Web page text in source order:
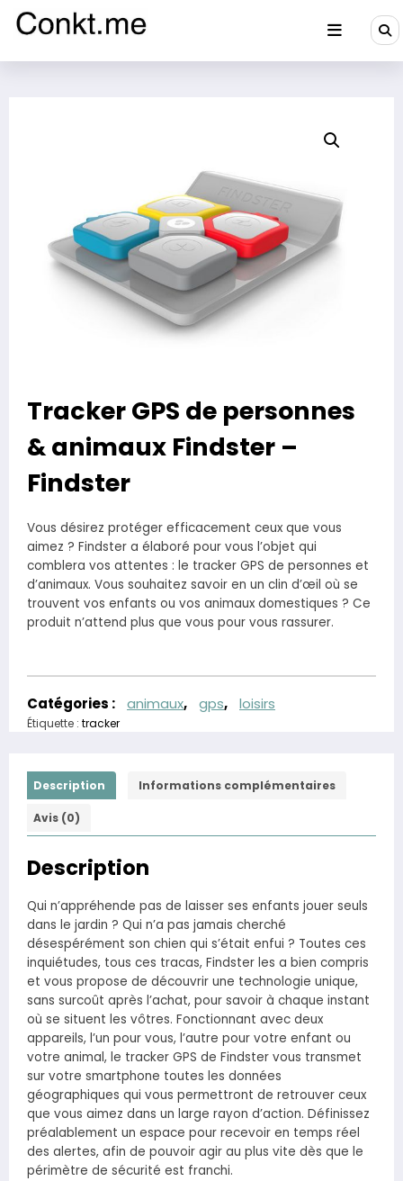
Conkt.me
Tracker GPS de personnes
& animaux Findster –
Findster
Vous désirez protéger efficacement ceux que vous
aimez ? Findster a élaboré pour vous l’objet qui
comblera vos attentes : le tracker GPS de personnes et
d’animaux. Vous souhaitez savoir en un clin d’œil où se
trouvent vos enfants ou vos animaux domestiques ? Ce
produit n’attend plus que vous pour vous rassurer.
Catégories : animaux, gps, loisirs
Étiquette : tracker
Description Informations complémentaires
Avis (0)
Description
Qui n’appréhende pas de laisser ses enfants jouer seuls
dans le jardin ? Qui n’a pas jamais cherché
désespérément son chien qui s’était enfui ? Toutes ces
inquiétudes, tous ces tracas, Findster les a bien compris
et vous propose de découvrir une technologie unique,
sans surcoût après l’achat, pour savoir à chaque instant
où se situent les vôtres. Fonctionnant avec deux
appareils, l’un pour vous, l’autre pour votre enfant ou
votre animal, le tracker GPS de Findster vous transmet
sur votre smartphone toutes les données
géographiques qui vous permettront de retrouver ceux
que vous aimez dans un large rayon d’action. Définissez
préalablement un espace pour recevoir en temps réel
des alertes, afin de pouvoir agir au plus vite dès que le
périmètre de sécurité est franchi.